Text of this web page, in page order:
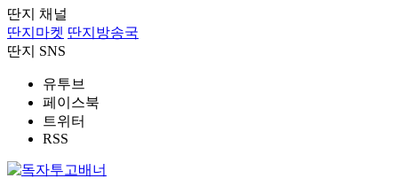
딴지 채널
딴지마켓 딴지방송국
딴지 SNS
유투브
페이스북
트위터
RSS